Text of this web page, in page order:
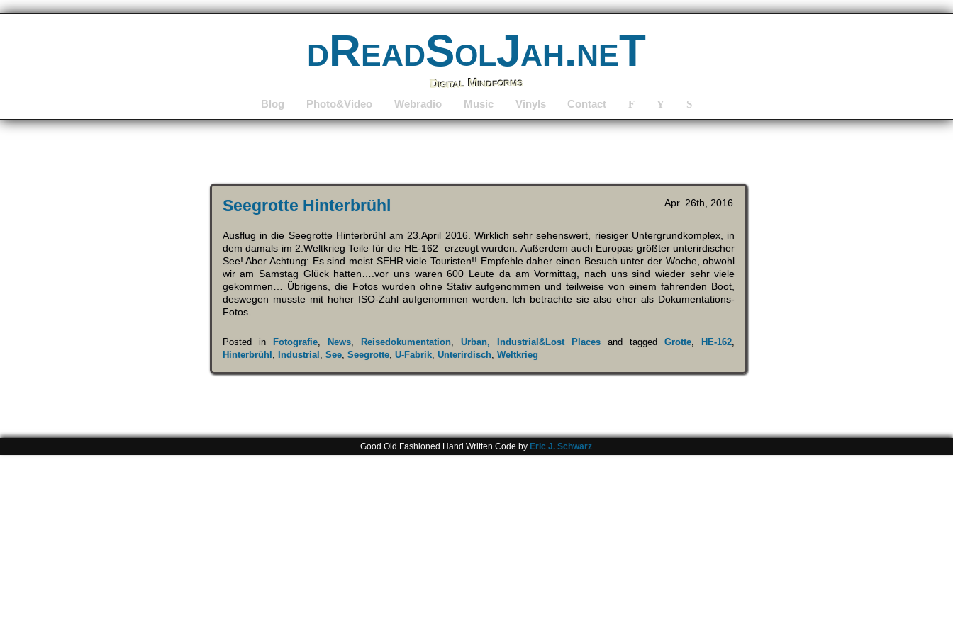
dReadSolJah.neT
Digital Mindforms
Blog Photo&Video Webradio Music Vinyls Contact F Y S
Apr. 26th, 2016
Seegrotte Hinterbrühl
Ausflug in die Seegrotte Hinterbrühl am 23.April 2016. Wirklich sehr sehenswert, riesiger Untergrundkomplex, in
dem damals im 2.Weltkrieg Teile für die HE-162 erzeugt wurden. Außerdem auch Europas größter unterirdischer
See! Aber Achtung: Es sind meist SEHR viele Touristen!! Empfehle daher einen Besuch unter der Woche, obwohl
wir am Samstag Glück hatten….vor uns waren 600 Leute da am Vormittag, nach uns sind wieder sehr viele
gekommen… Übrigens, die Fotos wurden ohne Stativ aufgenommen und teilweise von einem fahrenden Boot,
deswegen musste mit hoher ISO-Zahl aufgenommen werden. Ich betrachte sie also eher als Dokumentations-
Fotos.
Posted in Fotografie, News, Reisedokumentation, Urban, Industrial&Lost Places and taggedGrotte, HE-162,
Hinterbrühl , Industrial , See, Seegrotte, U-Fabrik, Unterirdisch, Weltkrieg
Good Old Fashioned Hand Written Code by Eric J. Schwarz